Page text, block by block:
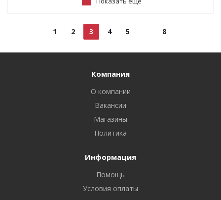
1 2 3 4 5 8
Компания
О компании
Вакансии
Магазины
Политика
Информация
Помощь
Условия оплаты